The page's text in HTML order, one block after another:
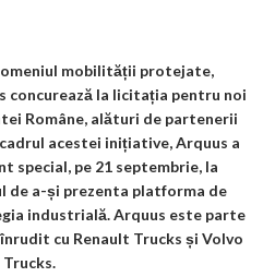
o
o
k
m
ar
ks
mobilității protejate,
concurează la licitația pentru noi
Române, alături de partenerii
acestei inițiative, Arquus a
special, pe 21 septembrie, la
de a-și prezenta platforma de
industrială. Arquus este parte
cu Renault Trucks și Volvo
Trucks.